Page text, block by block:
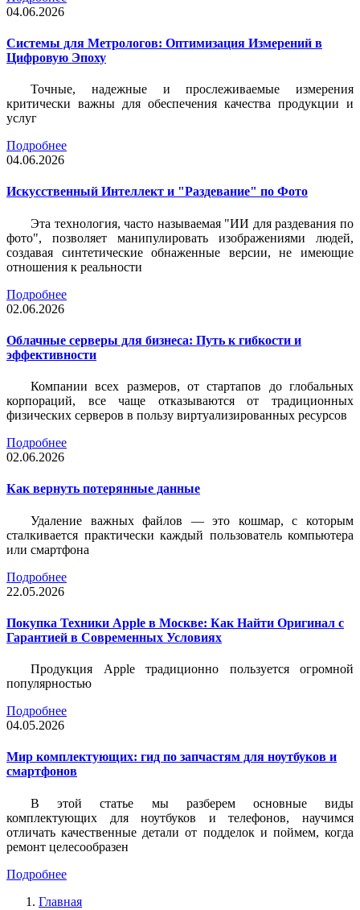
04.06.2026
Системы для Метрологов: Оптимизация Измерений в
Цифровую Эпоху
Точные, надежные и прослеживаемые измерения
критически важны для обеспечения качества продукции и
услуг
Подробнее
04.06.2026
Искусственный Интеллект и "Раздевание" по Фото
Эта технология, часто называемая "ИИ для раздевания по
фото", позволяет манипулировать изображениями людей,
создавая синтетические обнаженные версии, не имеющие
отношения к реальности
Подробнее
02.06.2026
Облачные серверы для бизнеса: Путь к гибкости и
эффективности
Компании всех размеров, от стартапов до глобальных
корпораций, все чаще отказываются от традиционных
физических серверов в пользу виртуализированных ресурсов
Подробнее
02.06.2026
Как вернуть потерянные данные
Удаление важных файлов — это кошмар, с которым
сталкивается практически каждый пользователь компьютера
или смартфона
Подробнее
22.05.2026
Покупка Техники Apple в Москве: Как Найти Оригинал с
Гарантией в Современных Условиях
Продукция Apple традиционно пользуется огромной
популярностью
Подробнее
04.05.2026
Мир комплектующих: гид по запчастям для ноутбуков и
смартфонов
В этой статье мы разберем основные виды
комплектующих для ноутбуков и телефонов, научимся
отличать качественные детали от подделок и поймем, когда
ремонт целесообразен
Подробнее
Главная